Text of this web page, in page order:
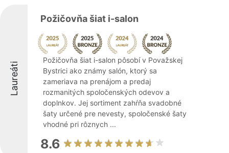
Laureáti
Požičovňa šiat i-salon
Požičovňa šiat i-salon pôsobí v Považskej
Bystrici ako známy salón, ktorý sa
zameriava na prenájom a predaj
rozmanitých spoločenských odevov a
doplnkov. Jej sortiment zahŕňa svadobné
šaty určené pre nevesty, spoločenské šaty
vhodné pri rôznych ...
8.6